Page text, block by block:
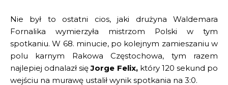
Nie był to ostatni cios, jaki drużyna Waldemara
Fornalika wymierzyła mistrzom Polski w tym
spotkaniu. W 68. minucie, po kolejnym zamieszaniu w
polu karnym Rakowa Częstochowa, tym razem
najlepiej odnalazł sięJorge Felix,który 120 sekund po
wejściu na murawę ustalił wynik spotkania na 3:0.